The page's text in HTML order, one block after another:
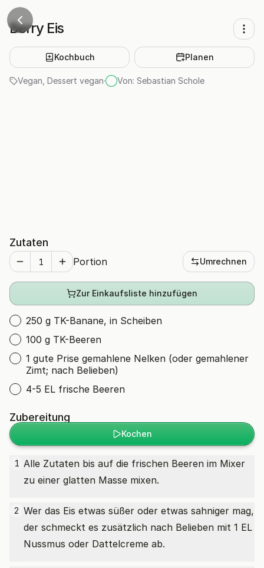
Berry Eis
Kochbuch Planen
Vegan Dessert vegan· Von: Sebastian Schole
Zutaten
Portion Umrechnen
Zur Einkaufsliste hinzufügen
250 g TK-Banane, in Scheiben
100 g TK-Beeren
1 gute Prise gemahlene Nelken (oder gemahlener
Zimt; nach Belieben)
4-5 EL frische Beeren
Zubereitung
Kochen
1 Alle Zutaten bis auf die frischen Beeren im Mixer
zu einer glatten Masse mixen.
2 Wer das Eis etwas süßer oder etwas sahniger mag,
der schmeckt es zusätzlich nach Belieben mit 1 EL
Nussmus oder Dattelcreme ab.